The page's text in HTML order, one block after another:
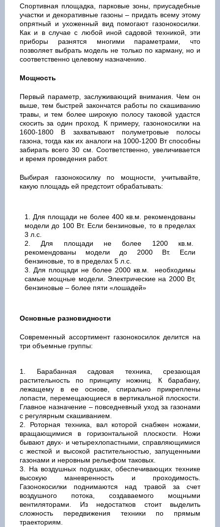
Спортивная площадка, парковые зоны, приусадебные
участки и декоративные газоны – придать всему этому
опрятный и ухоженный вид помогают газонокосилки.
Как и в случае с любой иной садовой техникой, эти
приборы разнятся многими параметрами, что
позволяет выбрать модель не только по карману, но и
соответственно целевому назначению.
Мощность
Первый параметр, заслуживающий внимания. Чем он
выше, тем быстрей закончатся работы по скашиванию
травы, и тем более широкую полосу таковой удастся
скосить за один проход. К примеру, газонокосилки на
1600-1800 В захватывают полуметровые полосы
газона, тогда как их аналоги на 1000-1200 Вт способны
забирать всего 30 см. Соответственно, увеличивается
и время проведения работ.
Выбирая газонокосилку по мощности, учитывайте,
какую площадь ей предстоит обрабатывать:
Для площади не более 400 кв.м. рекомендованы
модели до 100 Вт. Если бензиновые, то в пределах
3 л.с.
Для площади не более 1200 кв.м.
рекомендованы модели до 2000 Вт. Если
бензиновые, то в пределах 5 л.с.
Для площади не более 2000 кв.м. необходимы
самые мощные модели. Электрические на 2000 Вт,
бензиновые – более пяти «лошадей»
Основные разновидности
Современный ассортимент газонокосилок делится на
три объемные группы:
Барабанная садовая техника, срезающая
растительность по принципу ножниц. К барабану,
лежащему в ее основе, спирально прикреплены
лопасти, перемещающиеся в вертикальной плоскости.
Главное назначение – повседневный уход за газонами
с регулярным скашиванием.
Роторная техника, вал которой снабжен ножами,
вращающимися в горизонтальной плоскости. Ножи
бывают двух- и четырехлопастными, справляющимися
с жесткой и высокой растительностью, запущенными
газонами и неровным рельефом таковых.
На воздушных подушках, обеспечивающих технике
высокую маневренность и проходимость.
Газонокосилки поднимаются над травой за счет
воздушного потока, создаваемого мощными
вентиляторами. Из недостатков стоит выделить
сложность передвижения техники по прямым
траекториям.